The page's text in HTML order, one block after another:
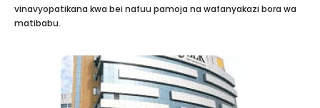
vinavyopatikana kwa bei nafuu pamoja na wafanyakazi bora wa
matibabu.